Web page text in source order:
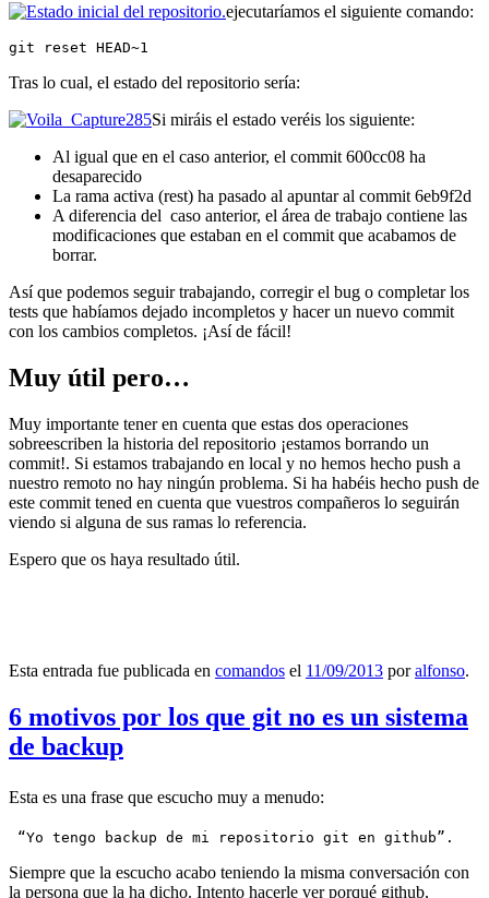
ejecutaríamos el siguiente comando:
git reset HEAD~1
Tras lo cual, el estado del repositorio sería:
Si miráis el estado veréis los siguiente:
Al igual que en el caso anterior, el commit 600cc08 ha
desaparecido
La rama activa (rest) ha pasado al apuntar al commit 6eb9f2d
A diferencia del caso anterior, el área de trabajo contiene las
modificaciones que estaban en el commit que acabamos de
borrar.
Así que podemos seguir trabajando, corregir el bug o completar los
tests que habíamos dejado incompletos y hacer un nuevo commit
con los cambios completos. ¡Así de fácil!
Muy útil pero…
Muy importante tener en cuenta que estas dos operaciones
sobreescriben la historia del repositorio ¡estamos borrando un
commit!. Si estamos trabajando en local y no hemos hecho push a
nuestro remoto no hay ningún problema. Si ha habéis hecho push de
este commit tened en cuenta que vuestros compañeros lo seguirán
viendo si alguna de sus ramas lo referencia.
Espero que os haya resultado útil.
Esta entrada fue publicada en comandos el 11/09/2013 poralfonso.
6 motivos por los que git no es un sistema
de backup
Esta es una frase que escucho muy a menudo:
“Yo tengo backup de mi repositorio git en github”.
Siempre que la escucho acabo teniendo la misma conversación con
la persona que la ha dicho. Intento hacerle ver porqué github,